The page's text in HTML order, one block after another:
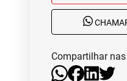
Compartilhar